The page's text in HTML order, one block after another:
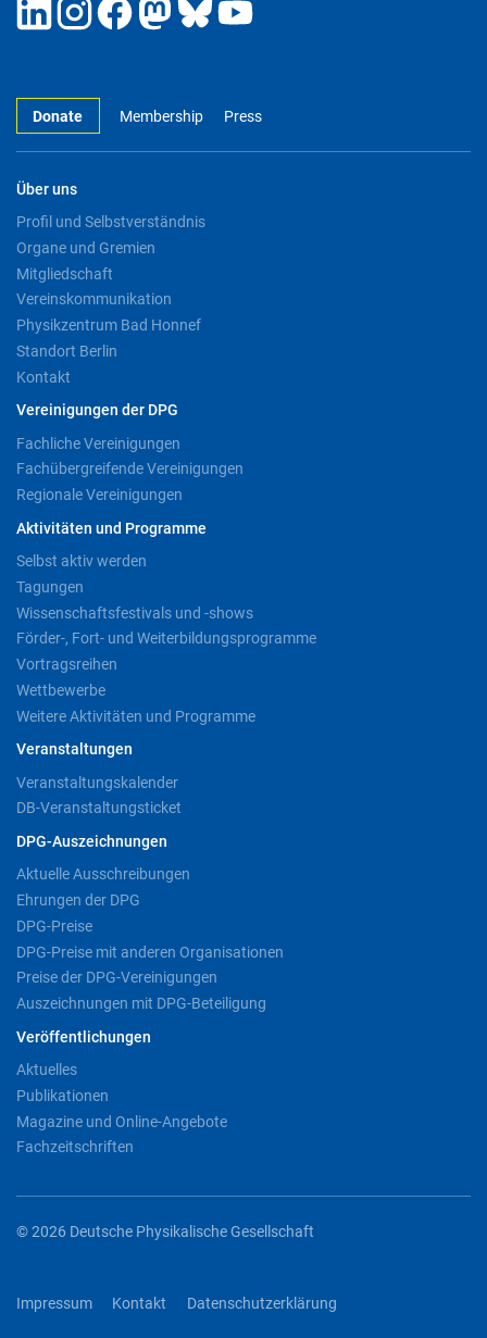
Donate Membership Press
Über uns
Profil und Selbstverständnis
Organe und Gremien
Mitgliedschaft
Vereinskommunikation
Physikzentrum Bad Honnef
Standort Berlin
Kontakt
Vereinigungen der DPG
Fachliche Vereinigungen
Fachübergreifende Vereinigungen
Regionale Vereinigungen
Aktivitäten und Programme
Selbst aktiv werden
Tagungen
Wissenschaftsfestivals und -shows
Förder-, Fort- und Weiterbildungsprogramme
Vortragsreihen
Wettbewerbe
Weitere Aktivitäten und Programme
Veranstaltungen
Veranstaltungskalender
DB-Veranstaltungsticket
DPG-Auszeichnungen
Aktuelle Ausschreibungen
Ehrungen der DPG
DPG-Preise
DPG-Preise mit anderen Organisationen
Preise der DPG-Vereinigungen
Auszeichnungen mit DPG-Beteiligung
Veröffentlichungen
Aktuelles
Publikationen
Magazine und Online-Angebote
Fachzeitschriften
© 2026 Deutsche Physikalische Gesellschaft
Impressum Kontakt Datenschutzerklärung